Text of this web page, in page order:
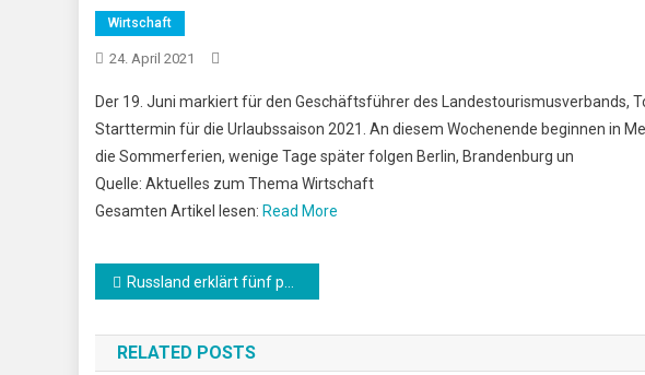
Wirtschaft
24. April 2021
Der 19. Juni markiert für den Geschäftsführer des Landestourismusverbands,
Starttermin für die Urlaubssaison 2021. An diesem Wochenende beginnen in
die Sommerferien, wenige Tage später folgen Berlin, Brandenburg un
Quelle: Aktuelles zum Thema Wirtschaft
Gesamten Artikel lesen: Read More
Beitrags-
Navigation
Russland erklärt fünf polnische Diplomaten zu Personae non gratae
RELATED POSTS